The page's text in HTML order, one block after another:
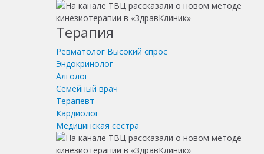
Терапия
Ревматолог Высокий спрос
Эндокринолог
Алголог
Семейный врач
Терапевт
Кардиолог
Медицинская сестра